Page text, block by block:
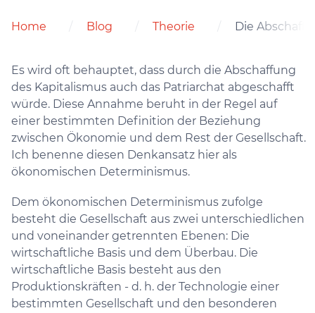
Home Blog Theorie Die
Es wird oft behauptet, dass durch die Abschaffung
des Kapitalismus auch das Patriarchat abgeschafft
würde. Diese Annahme beruht in der Regel auf
einer bestimmten Definition der Beziehung
zwischen Ökonomie und dem Rest der Gesellschaft.
Ich benenne diesen Denkansatz hier als
ökonomischen Determinismus.
Dem ökonomischen Determinismus zufolge
besteht die Gesellschaft aus zwei unterschiedlichen
und voneinander getrennten Ebenen: Die
wirtschaftliche Basis und dem Überbau. Die
wirtschaftliche Basis besteht aus den
Produktionskräften - d. h. der Technologie einer
bestimmten Gesellschaft und den besonderen